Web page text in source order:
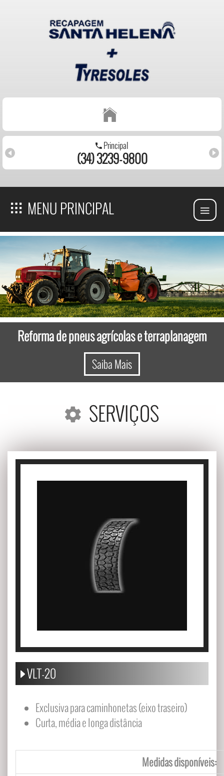
Principal
(34) 3239-9800
MENU PRINCIPAL
Reforma de pneus agrícolas e terraplanagem
Saiba Mais
SERVIÇOS
VLT-20
Exclusiva para caminhonetas (eixo traseiro)
Curta, média e longa distância
Medidas disponíveis: